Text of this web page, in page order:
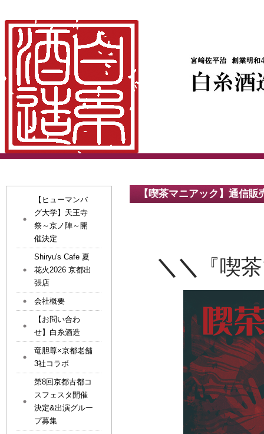
【喫茶マニアック】通信販
＼＼ 『喫
【ヒューマンバ
グ大学】天王寺
祭～京ノ陣～開
催決定
Shiryu's Cafe 夏
花火2026 京都出
張店
会社概要
【お問い合わ
せ】白糸酒造
竜胆尊×京都老舗
3社コラボ
第8回京都古都コ
スフェスタ開催
決定&出演グルー
プ募集